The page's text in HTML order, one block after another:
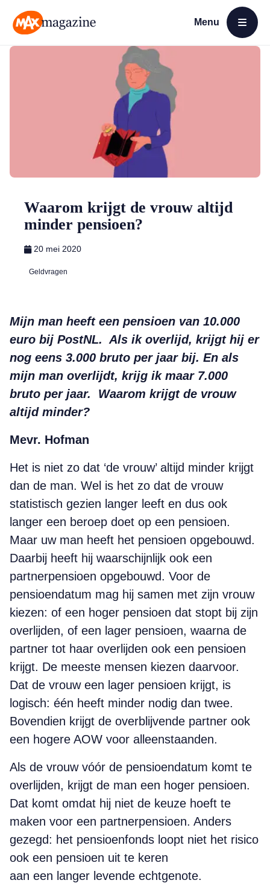
Menu
Open menu
Waarom krijgt de vrouw altijd
minder pensioen?
20 mei 2020
Geldvragen
Mijn man heeft een pensioen van 10.000
euro bij PostNL. Als ik overlijd, krijgt hij er
nog eens 3.000 bruto per jaar bij. En als
mijn man overlijdt, krijg ik maar 7.000
bruto per jaar.
Waarom krijgt de vrouw
altijd minder?
Mevr. Hofman
Het is niet zo dat ‘de vrouw’ altijd minder krijgt
dan de man. Wel is het zo dat de vrouw
statistisch gezien langer leeft en dus ook
langer een beroep doet op een pensioen.
Maar uw man heeft het pensioen opgebouwd.
Daarbij heeft hij waarschijnlijk ook een
partnerpensioen opgebouwd. Voor de
pensioendatum mag hij samen met zijn vrouw
kiezen: of een hoger pensioen dat stopt bij zijn
overlijden, of een lager pensioen, waarna de
partner tot haar overlijden ook een pensioen
krijgt. De meeste mensen kiezen daarvoor.
Dat de vrouw een lager pensioen krijgt, is
logisch: één heeft minder nodig dan twee.
Bovendien krijgt de overblijvende partner ook
een hogere AOW voor alleenstaanden.
Als de vrouw vóór de pensioendatum komt te
overlijden, krijgt de man een hoger pensioen.
Dat komt omdat hij niet de keuze hoeft te
maken voor een partnerpensioen. Anders
gezegd: het pensioenfonds loopt niet het risico
ook een pensioen uit te keren
aan een langer levende echtgenote.